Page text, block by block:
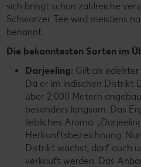
sich bringt schon zahlreiche
Schwarzer Tee wird meistens
benannt.
Die bekanntesten Sorten im
Darjeeling: Gilt als
Da er im indischen Distrikt
über 2.000 Metern
besonders langsam. Das
liebliches Aroma.
Herkunftsbezeichnung:
Distrikt wächst, darf auch
verkauft werden. Das